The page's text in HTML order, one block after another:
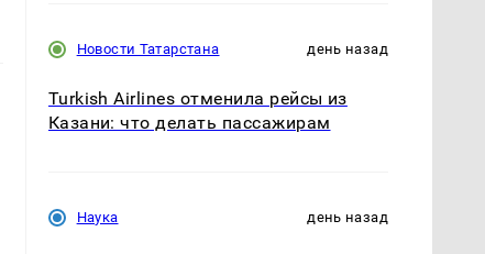
Новости Татарстана день назад
Turkish Airlines отменила рейсы из
Казани: что делать пассажирам
Наука день назад